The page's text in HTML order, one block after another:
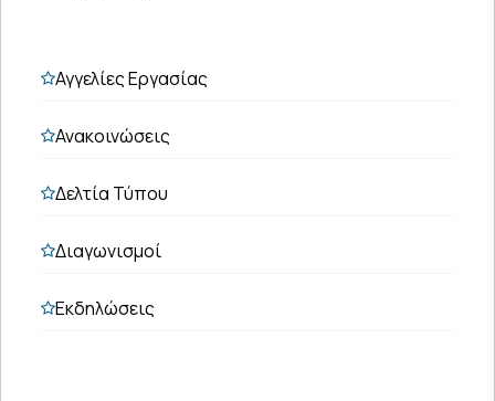
Αγγελίες Εργασίας
Ανακοινώσεις
Δελτία Τύπου
Διαγωνισμοί
Εκδηλώσεις